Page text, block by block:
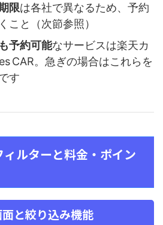
限は各社で異なるため、予約
こと（次節参照）
予約可能なサービスは楽天カ
CAR。急ぎの場合はこれらを
す
ルターと料金・ポイン
と絞り込み機能